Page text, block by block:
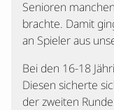
Senioren
brachte. Damit
an Spieler aus
Bei den 16-18
Diesen sicherte
der zweiten